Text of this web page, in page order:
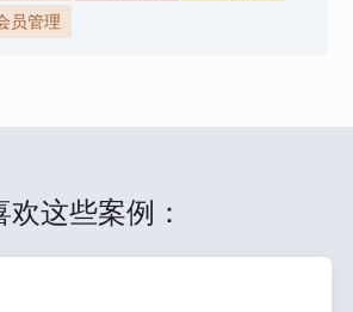
员管理
这些案例：